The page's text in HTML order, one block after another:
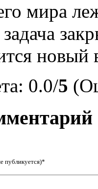
мира
новый
0.0/5
публикуется)*